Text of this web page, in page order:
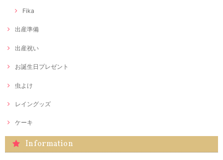
Fika
出産準備
出産祝い
お誕生日プレゼント
虫よけ
レイングッズ
ケーキ
Information